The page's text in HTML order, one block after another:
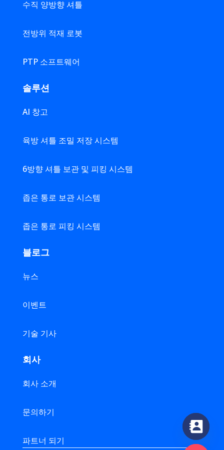
수직 양방향 셔틀
전방위 적재 로봇
PTP 소프트웨어
솔루션
AI 창고
육방 셔틀 조밀 저장 시스템
6방향 셔틀 보관 및 피킹 시스템
좁은 통로 보관 시스템
좁은 통로 피킹 시스템
블로그
뉴스
이벤트
기술 기사
회사
회사 소개
문의하기
파트너 되기